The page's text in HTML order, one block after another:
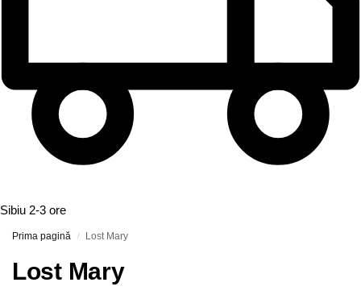
Sibiu 2-3 ore
Prima pagină / Lost Mary
Lost Mary